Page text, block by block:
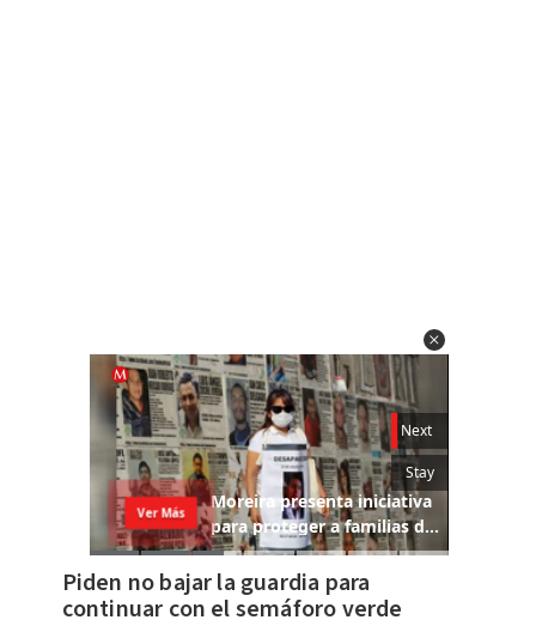
Piden no bajar la guardia para
continuar con el semáforo verde